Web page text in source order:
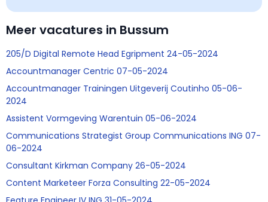
Meer vacatures in Bussum
205/D Digital Remote Head Egripment 24-05-2024
Accountmanager Centric 07-05-2024
Accountmanager Trainingen Uitgeverij Coutinho 05-06-
2024
Assistent Vormgeving Warentuin 05-06-2024
Communications Strategist Group Communications ING 07-
06-2024
Consultant Kirkman Company 26-05-2024
Content Marketeer Forza Consulting 22-05-2024